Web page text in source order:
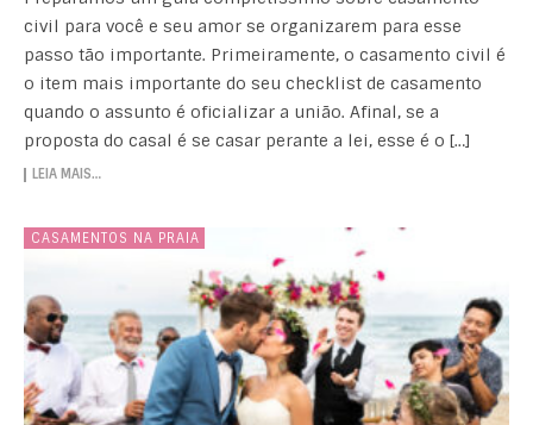
civil para você e seu amor se organizarem para esse
passo tão importante. Primeiramente, o casamento civil é
o item mais importante do seu checklist de casamento
quando o assunto é oficializar a união. Afinal, se a
proposta do casal é se casar perante a lei, esse é o […]
LEIA MAIS…
CASAMENTOS NA PRAIA